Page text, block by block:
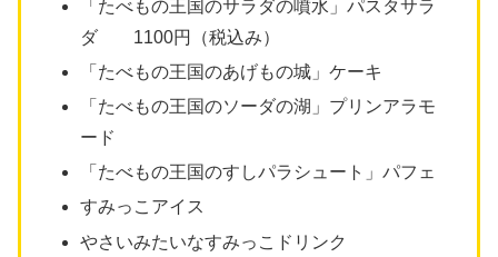
「たべもの王国のサラダの噴水」パスタサラ
ダ 1100円（税込み）
「たべもの王国のあげもの城」ケーキ
「たべもの王国のソーダの湖」プリンアラモ
ード
「たべもの王国のすしパラシュート」パフェ
すみっこアイス
やさいみたいなすみっこドリンク